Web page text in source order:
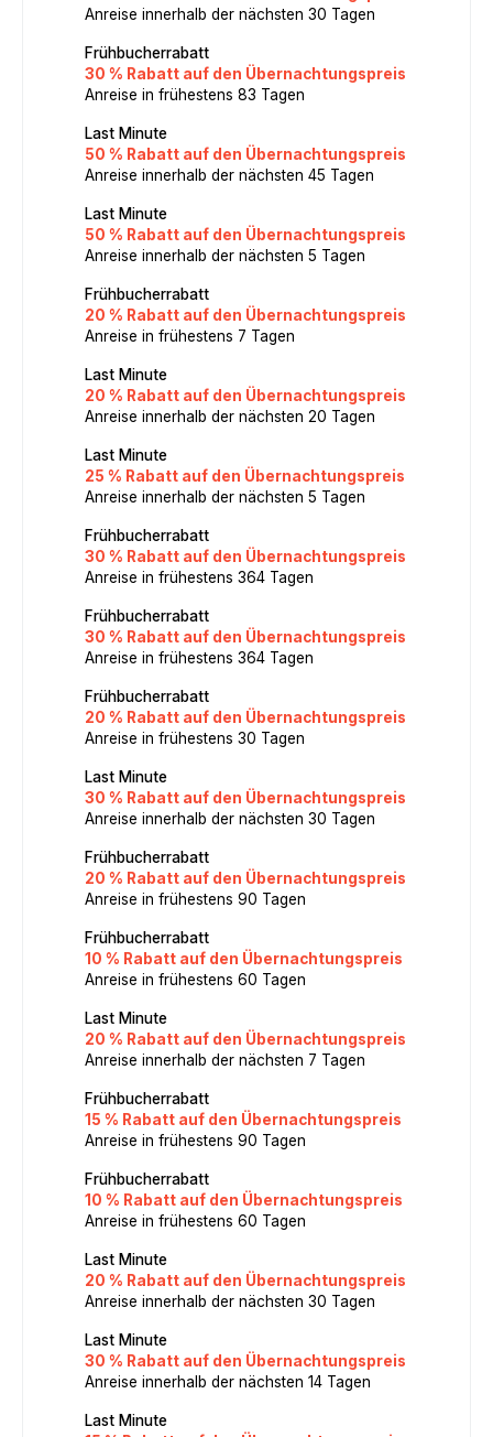
Anreise innerhalb der nächsten 30 Tagen
Frühbucherrabatt
30 % Rabatt auf den Übernachtungspreis
Anreise in frühestens 83 Tagen
Last Minute
50 % Rabatt auf den Übernachtungspreis
Anreise innerhalb der nächsten 45 Tagen
Last Minute
50 % Rabatt auf den Übernachtungspreis
Anreise innerhalb der nächsten 5 Tagen
Frühbucherrabatt
20 % Rabatt auf den Übernachtungspreis
Anreise in frühestens 7 Tagen
Last Minute
20 % Rabatt auf den Übernachtungspreis
Anreise innerhalb der nächsten 20 Tagen
Last Minute
25 % Rabatt auf den Übernachtungspreis
Anreise innerhalb der nächsten 5 Tagen
Frühbucherrabatt
30 % Rabatt auf den Übernachtungspreis
Anreise in frühestens 364 Tagen
Frühbucherrabatt
30 % Rabatt auf den Übernachtungspreis
Anreise in frühestens 364 Tagen
Frühbucherrabatt
20 % Rabatt auf den Übernachtungspreis
Anreise in frühestens 30 Tagen
Last Minute
30 % Rabatt auf den Übernachtungspreis
Anreise innerhalb der nächsten 30 Tagen
Frühbucherrabatt
20 % Rabatt auf den Übernachtungspreis
Anreise in frühestens 90 Tagen
Frühbucherrabatt
10 % Rabatt auf den Übernachtungspreis
Anreise in frühestens 60 Tagen
Last Minute
20 % Rabatt auf den Übernachtungspreis
Anreise innerhalb der nächsten 7 Tagen
Frühbucherrabatt
15 % Rabatt auf den Übernachtungspreis
Anreise in frühestens 90 Tagen
Frühbucherrabatt
10 % Rabatt auf den Übernachtungspreis
Anreise in frühestens 60 Tagen
Last Minute
20 % Rabatt auf den Übernachtungspreis
Anreise innerhalb der nächsten 30 Tagen
Last Minute
30 % Rabatt auf den Übernachtungspreis
Anreise innerhalb der nächsten 14 Tagen
Last Minute